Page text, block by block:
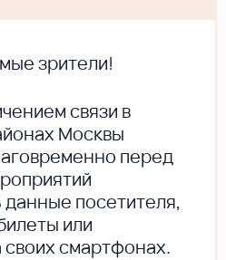
зрители!
связи в
Москвы
перед
посетителя,
или
своих смартфонах.